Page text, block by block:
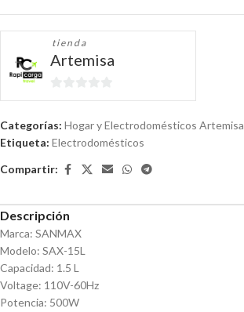
tienda
Artemisa
0
Categorías: Hogar y Electrodomésticos Artemisa
Etiqueta: Electrodomésticos
Compartir:
Descripción
Marca: SANMAX
Modelo: SAX-15L
Capacidad: 1.5 L
Voltage: 110V-60Hz
Potencia: 500W